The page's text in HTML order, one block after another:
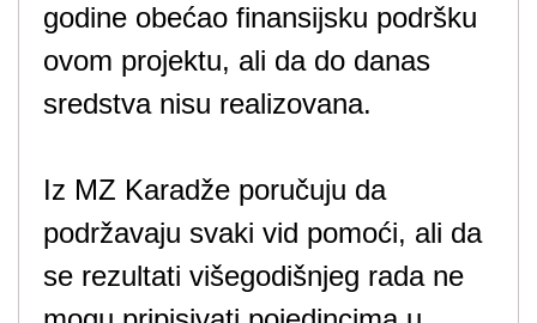
godine obećao finansijsku podršku
ovom projektu, ali da do danas
sredstva nisu realizovana.
Iz MZ Karadže poručuju da
podržavaju svaki vid pomoći, ali da
se rezultati višegodišnjeg rada ne